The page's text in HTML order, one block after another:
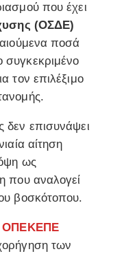
που έχει
(ΟΣΔΕ)
ποσά
τον επιλέξιμο
επισυνάψει
αίτηση
ως
που αναλογεί
βοσκότοπου.
ΟΠΕΚΕΠΕ
των